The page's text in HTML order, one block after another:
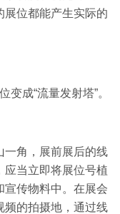
展位都能产生实际的
成“流量发射塔”。
一角，展前展后的线
应当立即将展位号植
宣传物料中。在展会
频的拍摄地，通过线